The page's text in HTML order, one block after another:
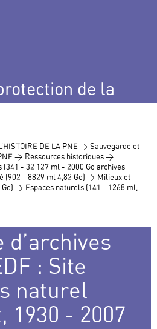
de la
DE LA PNE > Sauvegarde et
> Ressources historiques >
(341 - 32 127 ml - 2000 Go archives
(902 - 8829 ml 4,82 Go) > Milieux et
Go) > Espaces naturels (141 - 1268 ml,
: Site
naturel
1930 - 2007